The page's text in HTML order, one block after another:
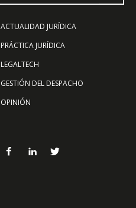
ACTUALIDAD JURÍDICA
PRÁCTICA JURÍDICA
LEGALTECH
GESTIÓN DEL DESPACHO
OPINIÓN